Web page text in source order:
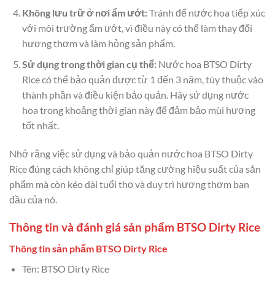
Không lưu trữ ở nơi ẩm ướt:Tránh để nước hoa tiếp xúc
với môi trường ẩm ướt, vì điều này có thể làm thay đổi
hương thơm và làm hỏng sản phẩm.
Sử dụng trong thời gian cụ thể:Nước hoa BTSO Dirty
Rice có thể bảo quản được từ 1 đến 3 năm, tùy thuộc vào
thành phần và điều kiện bảo quản. Hãy sử dụng nước
hoa trong khoảng thời gian này để đảm bảo mùi hương
tốt nhất.
Nhớ rằng việc sử dụng và bảo quản nước hoa BTSO Dirty
Rice đúng cách không chỉ giúp tăng cường hiệu suất của sản
phẩm mà còn kéo dài tuổi thọ và duy trì hương thơm ban
đầu của nó.
Thông tin và đánh giá sản phẩm BTSO Dirty Rice
Thông tin sản phẩm BTSO Dirty Rice
Tên: BTSO Dirty Rice